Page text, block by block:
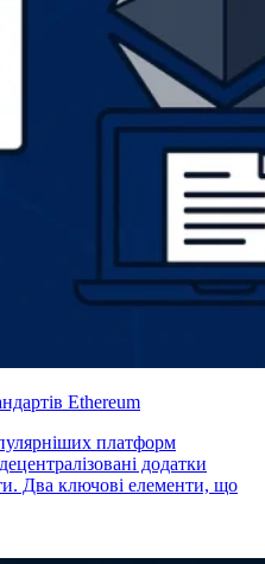
Ethereum
платформ
додатки
Два ключові елементи, що